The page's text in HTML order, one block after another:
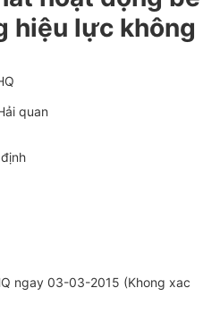
hiệu lực không
quan
ngay 03-03-2015 (Khong xac